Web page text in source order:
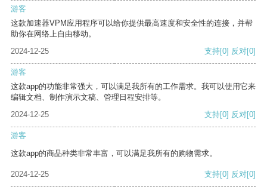
游客
这款加速器VPM应用程序可以给你提供最高速度和安全性的连接，并帮
助你在网络上自由移动。
2024-12-25
支持[0] 反对[0]
游客
这款app的功能非常强大，可以满足我所有的工作需求。我可以使用它来
编辑文档、制作演示文稿、管理日程安排等。
2024-12-25
支持[0] 反对[0]
游客
这款app的商品种类非常丰富，可以满足我所有的购物需求。
2024-12-25 支持[0] 反对[0]